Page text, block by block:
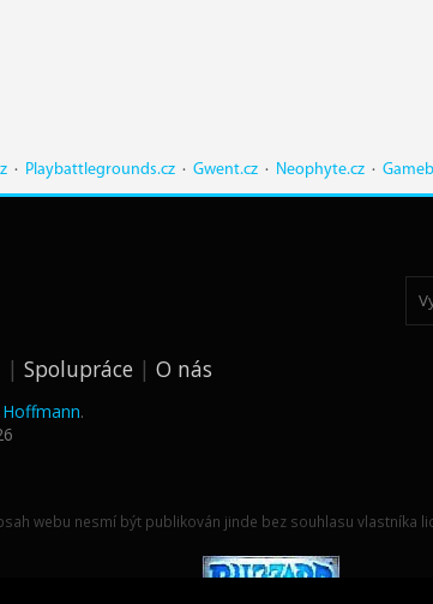
· Playbattlegrounds.cz · Gwent.cz · Neophyte.cz ·
Spolupráce O nás
.
webu nesmí být publikován jinde bez souhlasu vlastníka